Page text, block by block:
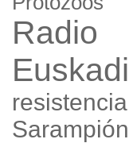
Radio
Euskadi
resistencia
Sarampión